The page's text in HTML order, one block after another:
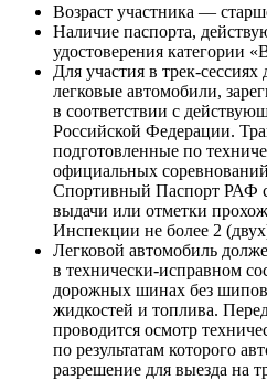
Возраст участника —
Наличие паспорта,
удостоверения категории
Для участия в трек-сессиях
легковые автомобили,
в соответствии с
Российской Федерации.
подготовленные по
официальных
Спортивный Паспорт РАФ
выдачи или отметки
Инспекции не более 2
Легковой автомобиль
в технически-исправном
дорожных шинах без
жидкостей и топлива.
проводится осмотр
по результатам которого
разрешение для выезда на